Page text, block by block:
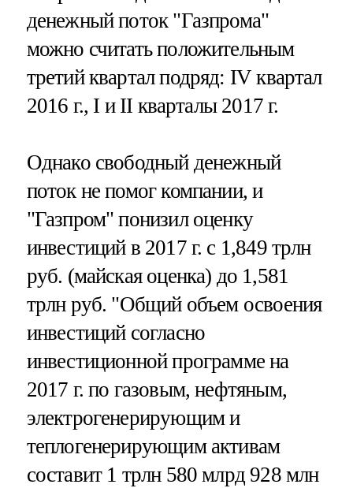
денежный поток "Газпрома"
можно считать положительным
третий квартал подряд: IV квартал
2016 г., I и II кварталы 2017 г.
Однако свободный денежный
поток не помог компании, и
"Газпром" понизил оценку
инвестиций в 2017 г. с 1,849 трлн
руб. (майская оценка) до 1,581
трлн руб. "Общий объем освоения
инвестиций согласно
инвестиционной программе на
2017 г. по газовым, нефтяным,
электрогенерирующим и
теплогенерирующим активам
составит 1 трлн 580 млрд 928 млн